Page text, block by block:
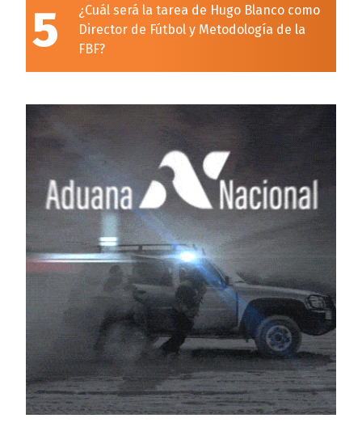
5
¿Cuál será la tarea de Hugo Blanco como
Director de Fútbol y Metodología de la
FBF?